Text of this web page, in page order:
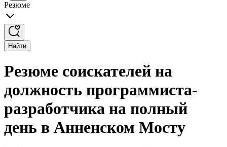
Резюме
Найти
Резюме соискателей на
должность программиста-
разработчика на полный
день в Анненском Мосту